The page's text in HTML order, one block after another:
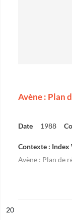
Avène : Plan
Date 1988
Contexte : Index
Avène : Plan de
n°
20